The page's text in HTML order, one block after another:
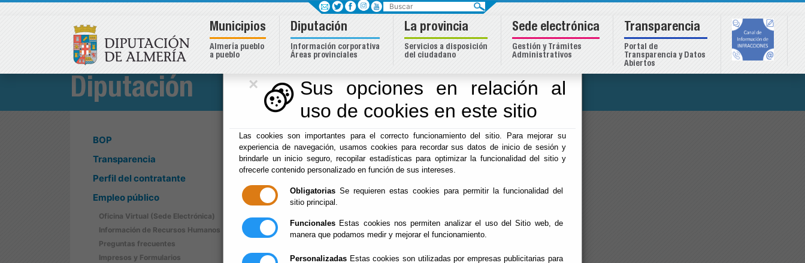
×
Sus opciones en relación al
uso de cookies en este sitio
Las cookies son importantes para el correcto funcionamiento del sitio. Para mejorar su
experiencia de navegación, usamos cookies para recordar sus datos de inicio de sesión y
brindarle un inicio seguro, recopilar estadísticas para optimizar la funcionalidad del sitio y
ofrecerle contenido personalizado en función de sus intereses.
Obligatorias Se requieren estas cookies para permitir la funcionalidad del
sitio principal.
Funcionales Estas cookies nos permiten analizar el uso del Sitio web, de
manera que podamos medir y mejorar el funcionamiento.
Personalizadas Estas cookies son utilizadas por empresas publicitarias para
Diputación
BOP
Transparencia
Perfil del contratante
Empleo público
Oficina Virtual (Sede Electrónica)
Información de Recursos Humanos
Preguntas frecuentes
Impresos y Formularios
Inicio -Diputación - Tablón de anuncios
Buscar
Municipios
Almería pueblo
a pueblo
Diputación
Información corporativa
Áreas provinciales
La provincia
Servicios a disposición
del ciudadano
Sede electrónica
Gestión y Trámites
Administrativos
Transparencia
Portal de
Transparencia y Datos
Abiertos